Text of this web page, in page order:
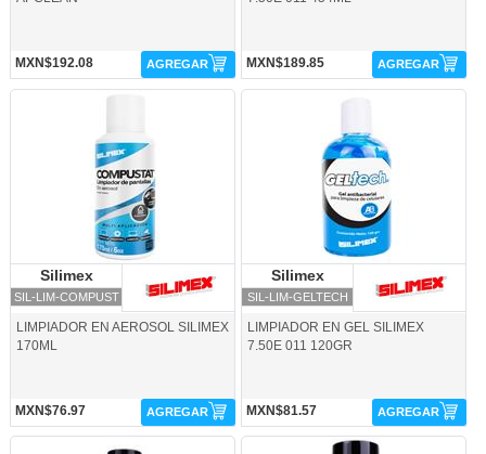
MXN$192.08 AGREGAR MXN$189.85 AGREGAR
SIL-LIM-COMPUST-Silimex
Silimex
SIL-LIM-COMPUST
LIMPIADOR EN AEROSOL SILIMEX
170ML
MXN$76.97 AGREGAR
Silimex
SIL-LIM-GELTECH
LIMPIADOR EN GEL SILIMEX
7.50E 011 120GR
MXN$81.57 AGREGAR
SIL-LIM-JET454-Silimex